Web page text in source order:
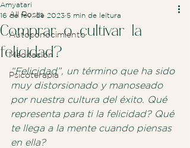
All Posts
Autoconocimiento
Meditación
Psicoterapia
Comprar o cultivar la
felicidad?
Amyatari
16 de fev. de 2023 5 min de leitura
“Felicidad”, un término que ha sido
muy distorsionado y manoseado
por nuestra cultura del éxito. Qué
representa para ti la felicidad? Qué
te llega a la mente cuando piensas
en ella?